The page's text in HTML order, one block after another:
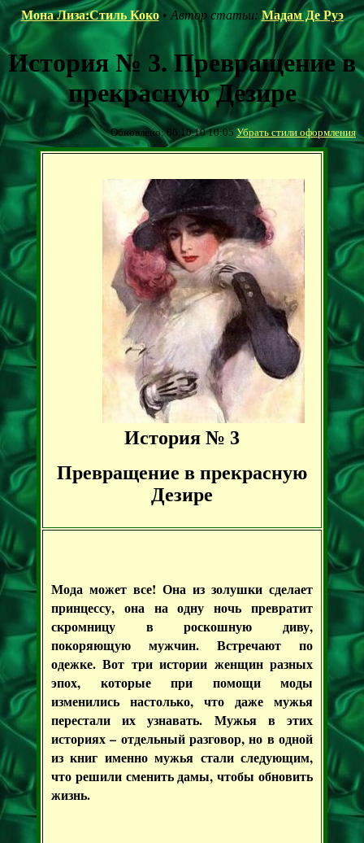
Мона Лиза:Стиль Коко• Автор статьи: Мадам Де Руэ
История № 3. Превращение в
прекрасную Дезире
Обновлено: 06.10.10 10:05 Убрать стили оформления
История № 3
Превращение в прекрасную
Дезире
Мода может все! Она из золушки сделает
принцессу, она на одну ночь превратит
скромницу в роскошную диву,
покоряющую мужчин. Встречают по
одежке. Вот три истории женщин разных
эпох, которые при помощи моды
изменились настолько, что даже мужья
перестали их узнавать. Мужья в этих
историях – отдельный разговор, но в одной
из книг именно мужья стали следующим,
что решили сменить дамы, чтобы обновить
жизнь.